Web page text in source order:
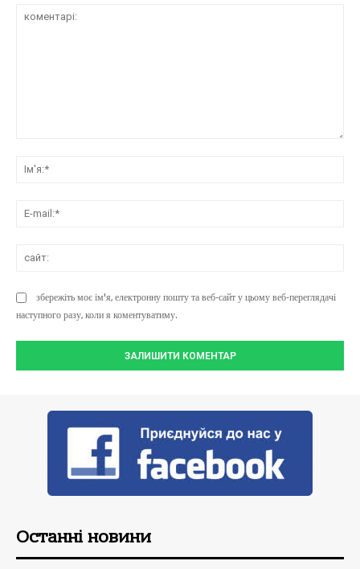
збережіть моє ім'я, електронну пошту та веб-сайт у цьому веб-переглядачі
наступного разу, коли я коментуватиму.
Останні новини